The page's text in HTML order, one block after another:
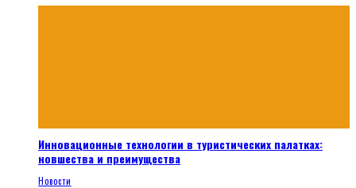
Инновационные технологии в туристических палатках:
новшества и преимущества
Новости